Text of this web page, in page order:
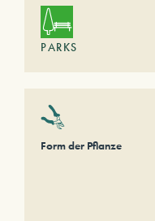
PARKS
Form der Pflanze